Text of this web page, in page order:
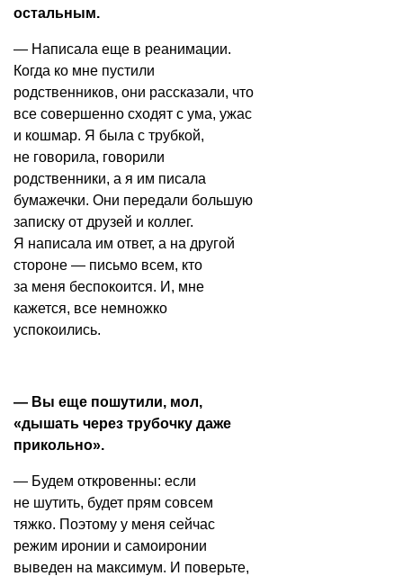
остальным.
— Написала еще в реанимации.
Когда ко мне пустили
родственников, они рассказали, что
все совершенно сходят с ума, ужас
и кошмар. Я была с трубкой,
не говорила, говорили
родственники, а я им писала
бумажечки. Они передали большую
записку от друзей и коллег.
Я написала им ответ, а на другой
стороне — письмо всем, кто
за меня беспокоится. И, мне
кажется, все немножко
успокоились.
— Вы еще пошутили, мол,
«дышать через трубочку даже
прикольно».
— Будем откровенны: если
не шутить, будет прям совсем
тяжко. Поэтому у меня сейчас
режим иронии и самоиронии
выведен на максимум. И поверьте,